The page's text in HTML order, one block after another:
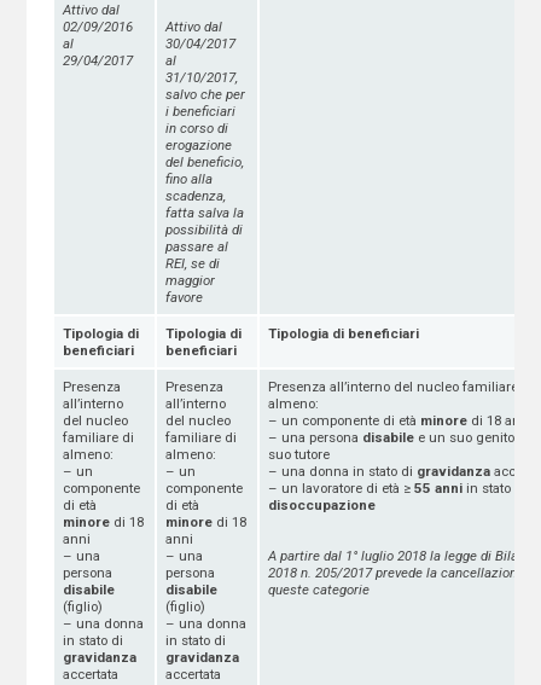
Attivo dal
02/09/2016
al
29/04/2017
Attivo dal
30/04/2017
al
31/10/2017,
salvo che per
i beneficiari
in corso di
erogazione
del beneficio,
fino alla
scadenza,
fatta salva la
possibilità di
passare al
REI, se di
maggior
favore
Tipologia di
beneficiari
Tipologia di
beneficiari
Tipologia di beneficiari
Presenza
all’interno
del nucleo
familiare di
almeno:
– un
componente
di età
minoredi 18
anni
– una
persona
disabile
(figlio)
– una donna
in stato di
gravidanza
accertata
Presenza
all’interno
del nucleo
familiare di
almeno:
– un
componente
di età
minoredi 18
anni
– una
persona
disabile
(figlio)
– una donna
in stato di
gravidanza
accertata
Presenza all’interno del nucleo familiare di
almeno:
– un componente di età minoredi 18 anni
– una persona disabilee un suo genitore o
suo tutore
– una donna in stato di gravidanza
– un lavoratore di età ≥ 55 anniin stato di
disoccupazione
A partire dal 1° luglio 2018 la legge di
2018 n. 205/2017 prevede la cancellazione di
queste categorie